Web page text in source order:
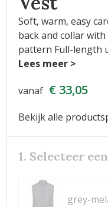
Soft, warm, easy
back and collar
pattern Full-length
vanaf € 33,05
Bekijk alle
1. Selecteer
grey-